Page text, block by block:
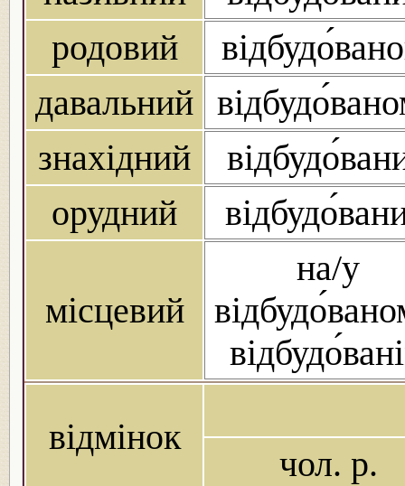
родовий
давальний
знахідний
орудний
місцевий
на/у
відмінок
чол. р.